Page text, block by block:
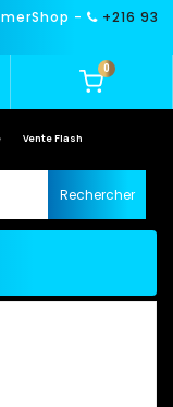
-
+216 93
0
Vente Flash
Rechercher